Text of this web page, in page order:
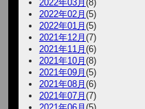
2022年03月(8)
2022年02月(5)
2022年01月(5)
2021年12月(7)
2021年11月(6)
2021年10月(8)
2021年09月(5)
2021年08月(6)
2021年07月(7)
2021年06月(5)